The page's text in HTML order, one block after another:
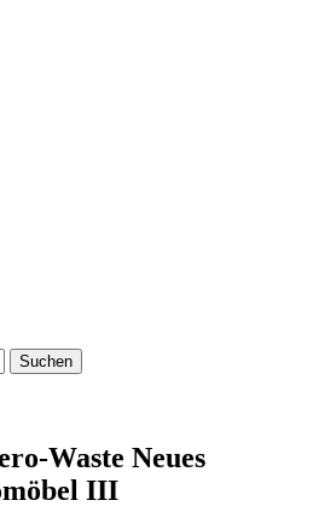
Suchen
Waste Neues
III